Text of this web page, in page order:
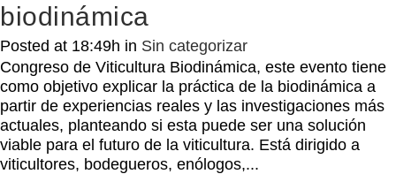
biodinámica
Posted at 18:49h in Sin categorizar
Congreso de Viticultura Biodinámica, este evento tiene
como objetivo explicar la práctica de la biodinámica a
partir de experiencias reales y las investigaciones más
actuales, planteando si esta puede ser una solución
viable para el futuro de la viticultura. Está dirigido a
viticultores, bodegueros, enólogos,...